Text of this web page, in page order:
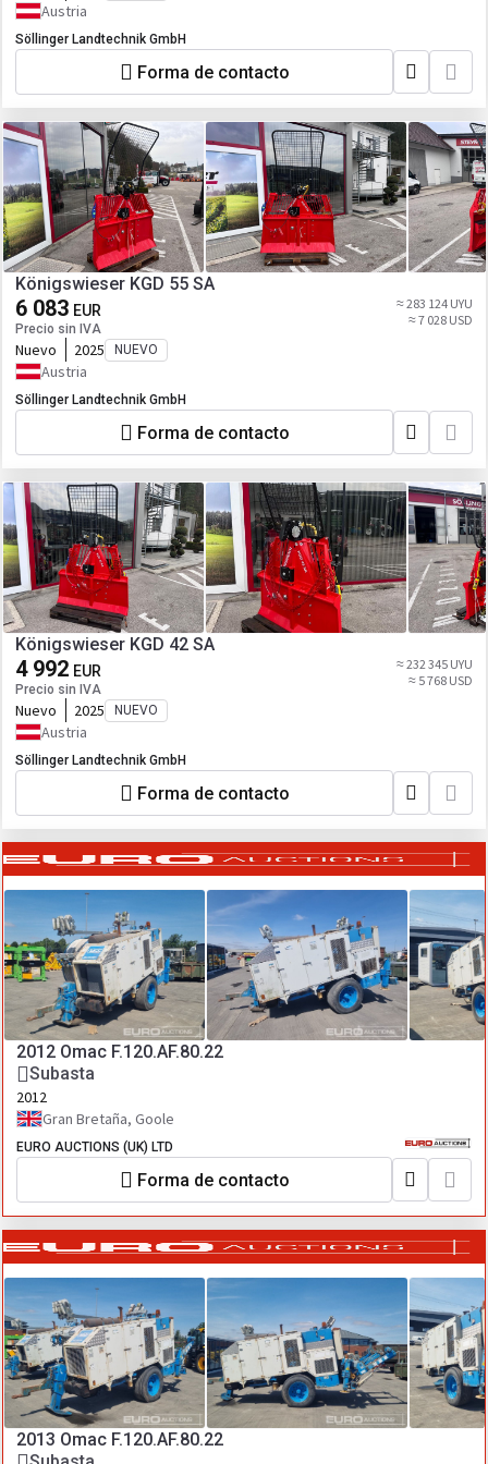
Austria
Söllinger Landtechnik GmbH
Forma de contacto
Königswieser KGD 55 SA
6 083 EUR
Precio sin IVA
≈ 283 124 UYU
≈ 7 028 USD
Nuevo 2025 NUEVO
Austria
Söllinger Landtechnik GmbH
Forma de contacto
Königswieser KGD 42 SA
4 992 EUR
Precio sin IVA
≈ 232 345 UYU
≈ 5 768 USD
Nuevo 2025 NUEVO
Austria
Söllinger Landtechnik GmbH
Forma de contacto
2012 Omac F.120.AF.80.22
Subasta
2012
Gran Bretaña, Goole
EURO AUCTIONS (UK) LTD
Forma de contacto
2013 Omac F.120.AF.80.22